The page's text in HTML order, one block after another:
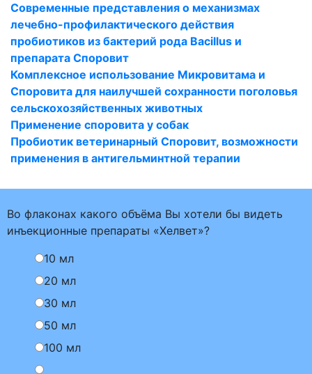
Современные представления о механизмах
лечебно-профилактического действия
пробиотиков из бактерий рода Bacillus и
препарата Споровит
Комплексное использование Микровитама и
Споровита для наилучшей сохранности поголовья
сельскохозяйственных животных
Применение споровита у собак
Пробиотик ветеринарный Споровит, возможности
применения в антигельминтной терапии
Во флаконах какого объёма Вы хотели бы видеть
инъекционные препараты «Хелвет»?
10 мл
20 мл
30 мл
50 мл
100 мл